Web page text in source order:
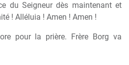
du Seigneur dès maintenant et
! Alléluia ! Amen ! Amen !
pour la prière. Frère Borg va